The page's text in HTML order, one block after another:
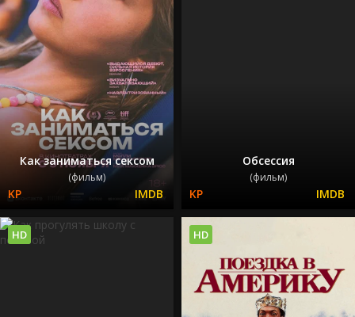
Как заниматься сексом
(фильм)
Обсессия
(фильм)
HD HD